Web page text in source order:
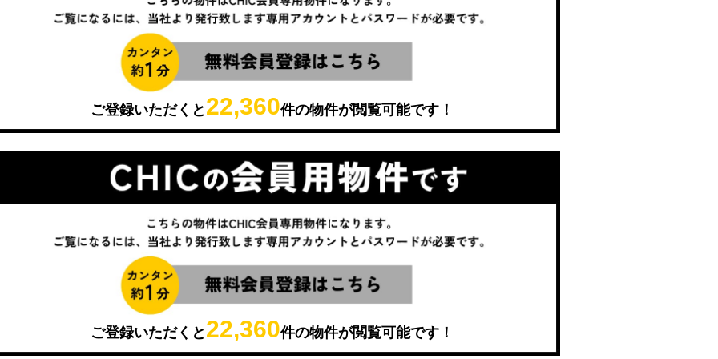
ご登録いただくと 22,360件の物件が閲覧可能です！
ご登録いただくと 22,360件の物件が閲覧可能です！